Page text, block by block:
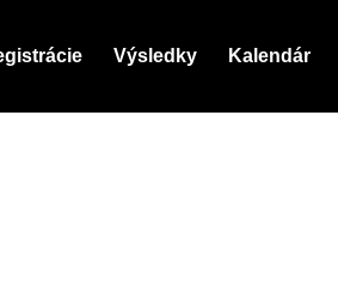
Výsledky Kalendár